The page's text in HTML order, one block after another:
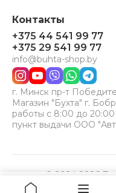
Контакты
+375 44 541 99 77
+375 29 541 99 77
info@buhta-shop.by
г. Минск пр-т
Магазин "Бухта" г.
работы с 8:00 до
пункт выдачи ООО
© 2024-2026
Принимаем к